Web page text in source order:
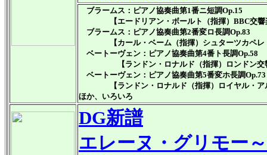
ブラームス：ピアノ協奏曲第1番ニ短調Op.15
【エードリアン・ボールト（指揮）BBC交響
ブラームス：ピアノ協奏曲第2番変ロ長調Op.83
【カール・ベーム（指揮）シュターツカペレ
ベートーヴェン：ピアノ協奏曲第4番ト長調Op.58
【ランドン・ロナルド（指揮）ロンドン交
ベートーヴェン：ピアノ協奏曲第5番変ホ長調
【ランドン・ロナルド（指揮）ロイヤル・アル
ほか、いろいろ
DG新譜
エレーヌ・グリモー